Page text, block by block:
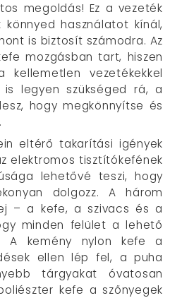
megoldás! Ez a vezeték
használatot kínál,
is biztosít számodra. Az
mozgásban tart, hiszen
vezetékekkel
legyen szükséged rá, a
hogy megkönnyítse és
eltérő takarítási igények
elektromos tisztítókefének
lehetővé teszi, hogy
dolgozz. A három
– a kefe, a szivacs és a
minden felület a lehető
A kemény nylon kefe a
ellen lép fel, a puha
tárgyakat óvatosan
kefe a szőnyegek